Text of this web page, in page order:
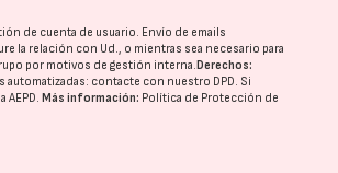
de cuenta de usuario. Envío de emails
la relación con Ud., o mientras sea necesario para
por motivos de gestión interna.Derechos:
contacte con nuestro DPD. Si
AEPD.Más información: Política de Protección de